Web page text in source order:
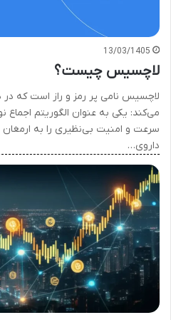
13/03/1405
لاچسیس چیست؟
لاچسیس نامی پر رمز و راز است که در
می‌کند: یکی به عنوان الگوریتم اجماع
سرعت و امنیت بی‌نظیری را به
داروی…